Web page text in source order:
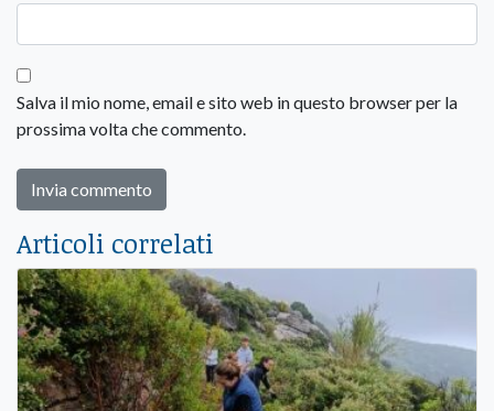
Salva il mio nome, email e sito web in questo browser per la
prossima volta che commento.
Articoli correlati